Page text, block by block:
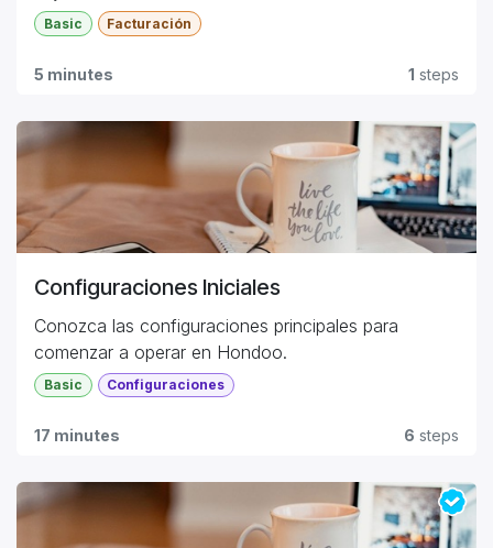
el registro del pago.
Basic Facturación
5 minutes 1 steps
Configuraciones Iniciales
Conozca las configuraciones principales para
comenzar a operar en Hondoo.
Basic Configuraciones
17 minutes 6 steps